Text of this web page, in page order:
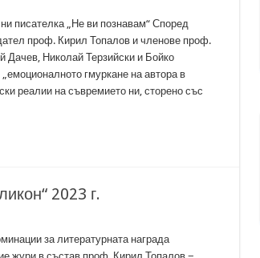
писателка „Не ви познавам“ Според
проф. Кирил Топалов и членове проф.
Николай Терзийски и Бойко
гмуркане на автора в
реалии на съвремието ни, сторено със
2023 г.
за литературната награда